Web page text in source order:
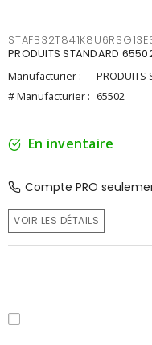
PRODUITS STANDARD
Manufacturier :
PRODUITS
# Manufacturier : 65502
En inventaire
Compte PRO
VOIR LES DÉTAILS